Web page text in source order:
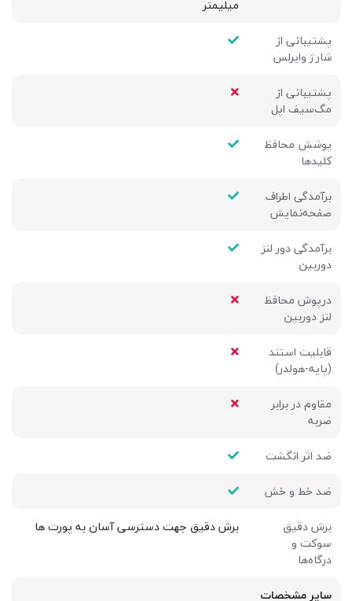
میلیمتر
پشتیبانی از
شارژ وایرلس
پشتیبانی از
مگ‌سیف اپل
پوشش محافظ
کلیدها
برآمدگی اطراف
صفحه‌نمایش
برآمدگی دور لنز
دوربین
درپوش محافظ
لنز دوربین
قابلیت استند
(پایه-هولدر)
مقاوم در برابر
ضربه
ضد اثر انگشت
ضد خط و خش
برش دقیق
سوکت و
درگاه‌ها
برش دقیق جهت دسترسی آسان به پورت ها
سایر مشخصات